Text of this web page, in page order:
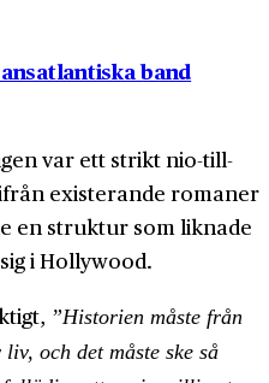
band
var ett strikt nio-till-
existerande romaner
en struktur som liknade
i Hollywood.
”Historien måste från
och det måste ske så